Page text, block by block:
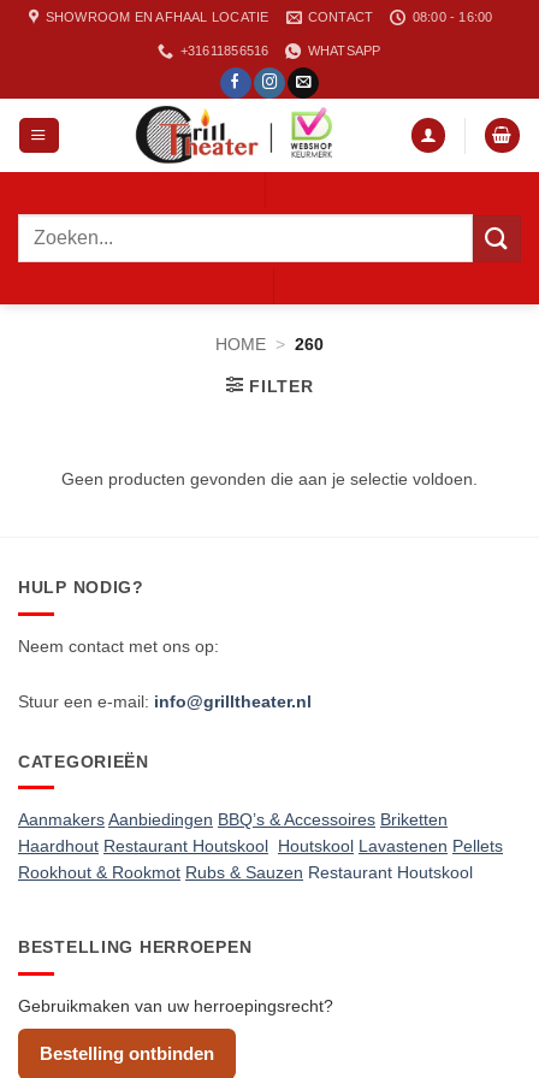
SHOWROOM EN AFHAAL LOCATIE CONTACT 08:00 - 16:00
+31611856516 WHATSAPP
Zoeken
HOME > 260
FILTER
Geen producten gevonden die aan je selectie voldoen.
HULP NODIG?
Neem contact met ons op:
Stuur een e-mail: info@grilltheater.nl
CATEGORIEËN
AanmakersAanbiedingen BBQ’s & Accessoires Briketten
Haardhout Restaurant Houtskool Houtskool Lavastenen Pellets
Rookhout & Rookmot Rubs & Sauzen Restaurant Houtskool
BESTELLING HERROEPEN
Gebruikmaken van uw herroepingsrecht?
Bestelling ontbinden